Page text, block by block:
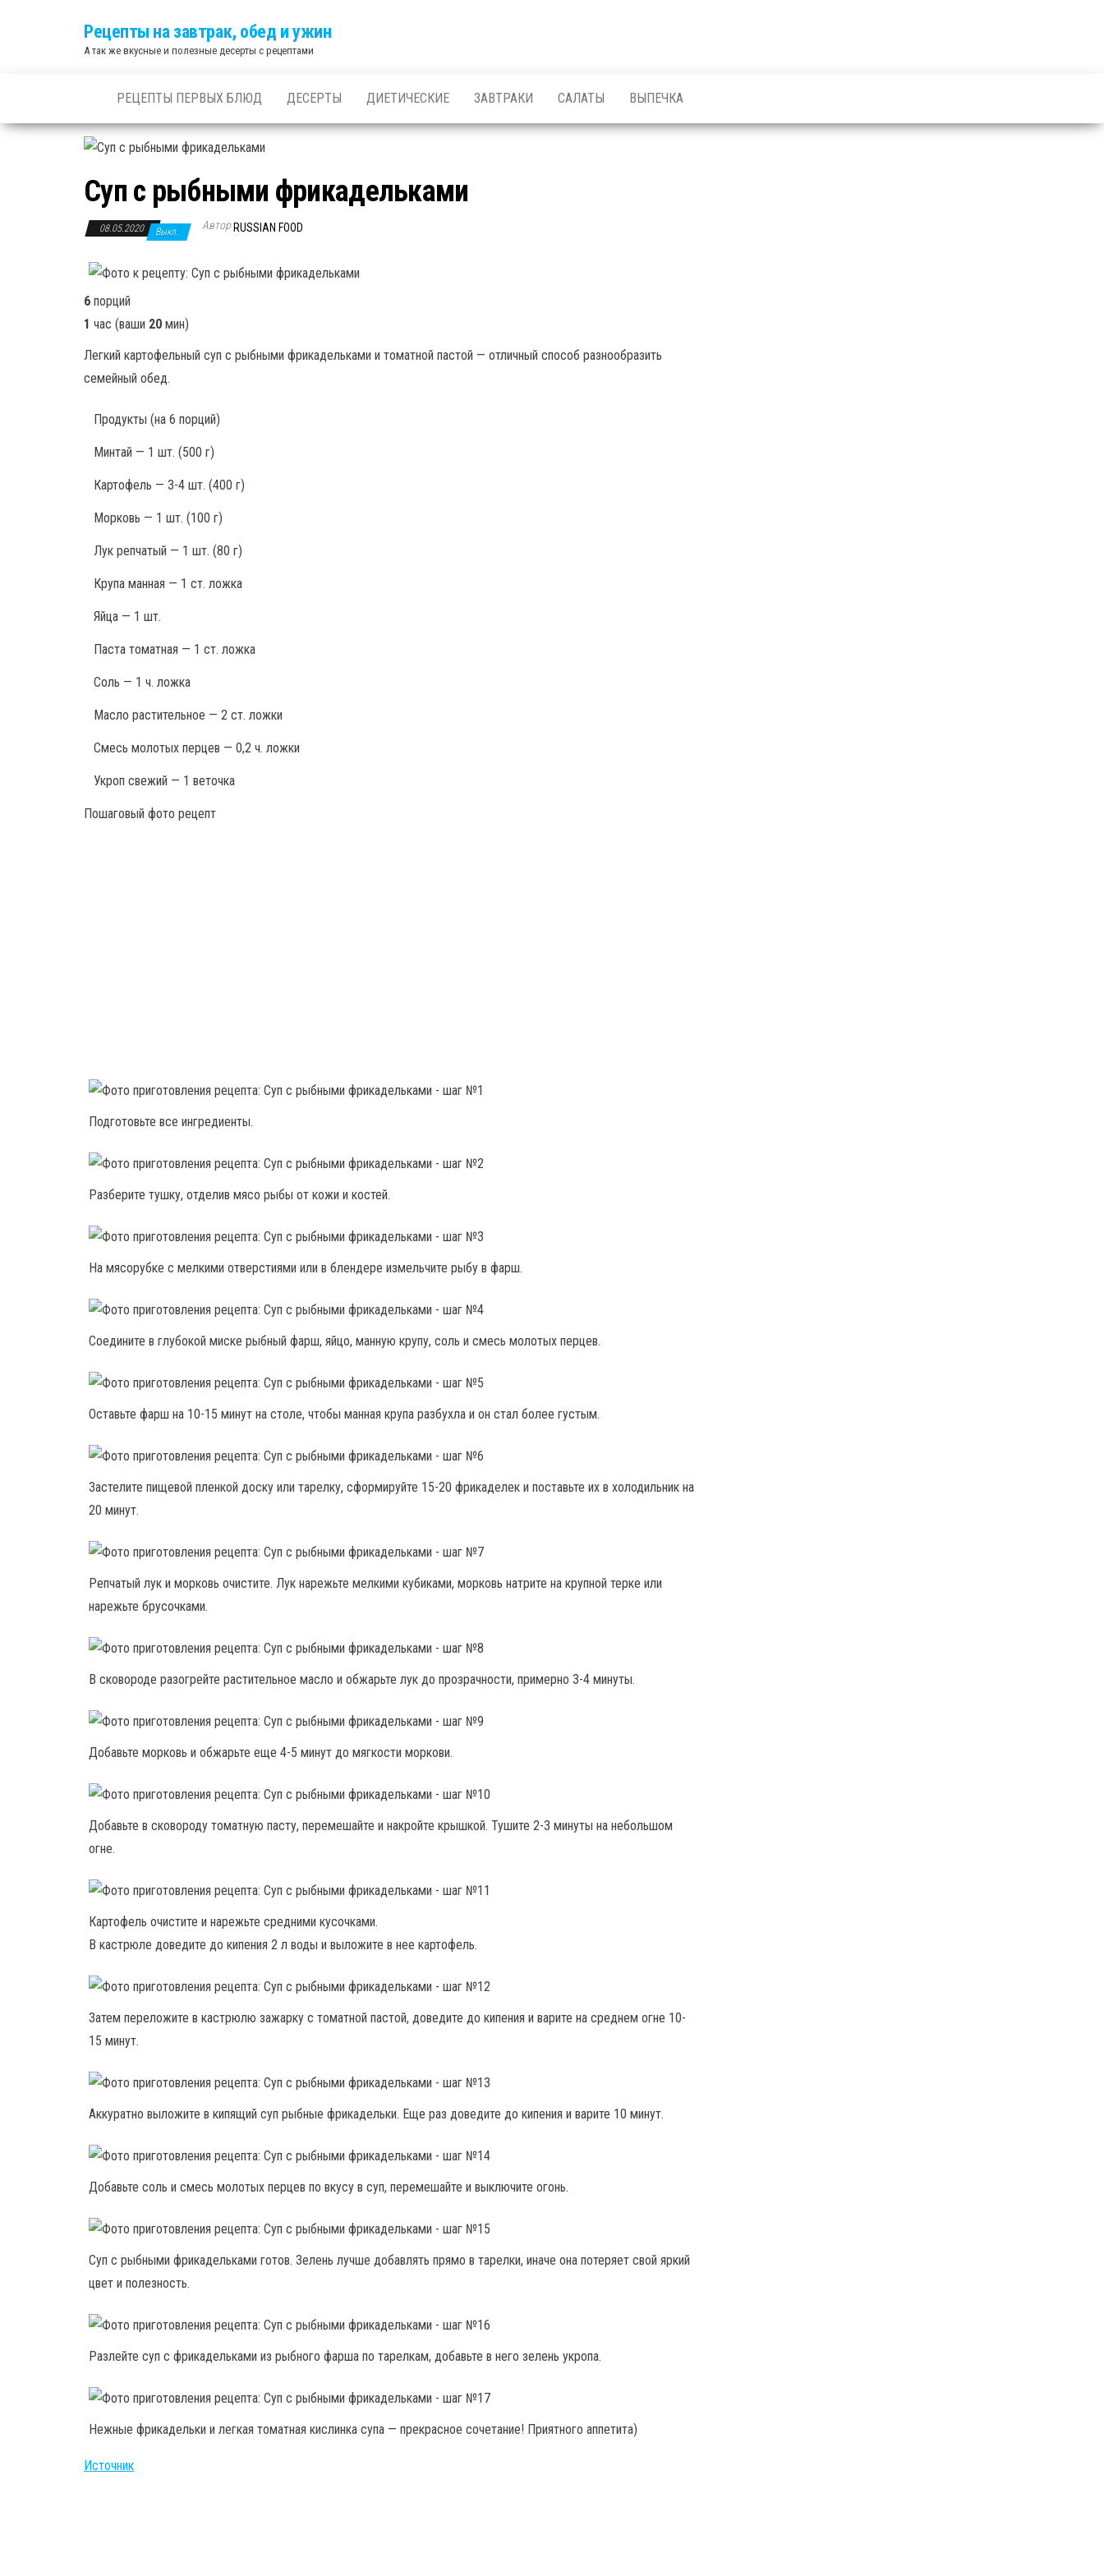
Рецепты на завтрак, обед и ужин
А так же вкусные и полезные десерты с рецептами
РЕЦЕПТЫ ПЕРВЫХ БЛЮД ДЕСЕРТЫ ДИЕТИЧЕСКИЕ ЗАВТРАКИ САЛАТЫ ВЫПЕЧКА
Суп с рыбными фрикадельками
08.05.2020 Выкл. Автор RUSSIAN FOOD
6 порций
1 час (ваши 20 мин)
Легкий картофельный суп с рыбными фрикадельками и томатной пастой — отличный способ разнообразить
семейный обед.
Продукты (на 6 порций)
Минтай — 1 шт. (500 г)
Картофель — 3-4 шт. (400 г)
Морковь — 1 шт. (100 г)
Лук репчатый — 1 шт. (80 г)
Крупа манная — 1 ст. ложка
Яйца — 1 шт.
Паста томатная — 1 ст. ложка
Соль — 1 ч. ложка
Масло растительное — 2 ст. ложки
Смесь молотых перцев — 0,2 ч. ложки
Укроп свежий — 1 веточка
Пошаговый фото рецепт
Подготовьте все ингредиенты.
Разберите тушку, отделив мясо рыбы от кожи и костей.
На мясорубке с мелкими отверстиями или в блендере измельчите рыбу в фарш.
Соедините в глубокой миске рыбный фарш, яйцо, манную крупу, соль и смесь молотых перцев.
Оставьте фарш на 10-15 минут на столе, чтобы манная крупа разбухла и он стал более густым.
Застелите пищевой пленкой доску или тарелку, сформируйте 15-20 фрикаделек и поставьте их в холодильник на
20 минут.
Репчатый лук и морковь очистите. Лук нарежьте мелкими кубиками, морковь натрите на крупной терке или
нарежьте брусочками.
В сковороде разогрейте растительное масло и обжарьте лук до прозрачности, примерно 3-4 минуты.
Добавьте морковь и обжарьте еще 4-5 минут до мягкости моркови.
Добавьте в сковороду томатную пасту, перемешайте и накройте крышкой. Тушите 2-3 минуты на небольшом
огне.
Картофель очистите и нарежьте средними кусочками.
В кастрюле доведите до кипения 2 л воды и выложите в нее картофель.
Затем переложите в кастрюлю зажарку с томатной пастой, доведите до кипения и варите на среднем огне 10-
15 минут.
Аккуратно выложите в кипящий суп рыбные фрикадельки. Еще раз доведите до кипения и варите 10 минут.
Добавьте соль и смесь молотых перцев по вкусу в суп, перемешайте и выключите огонь.
Суп с рыбными фрикадельками готов. Зелень лучше добавлять прямо в тарелки, иначе она потеряет свой яркий
цвет и полезность.
Разлейте суп с фрикадельками из рыбного фарша по тарелкам, добавьте в него зелень укропа.
Нежные фрикадельки и легкая томатная кислинка супа — прекрасное сочетание! Приятного аппетита)
Источник